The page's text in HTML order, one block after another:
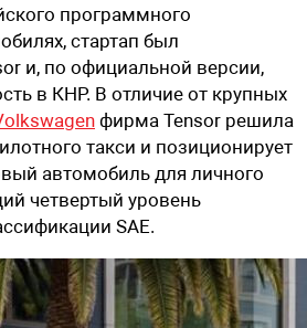
программного
стартап был
и, по официальной версии,
в КНР. В отличие от крупных
фирма Tensor решила
такси и позиционирует
автомобиль для личного
четвертый уровень
SAE.